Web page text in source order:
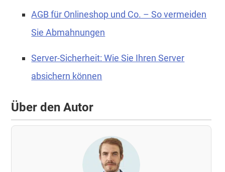
AGB für Onlineshop und Co. – So vermeiden
Sie Abmahnungen
Server-Sicherheit: Wie Sie Ihren Server
absichern können
Über den Autor